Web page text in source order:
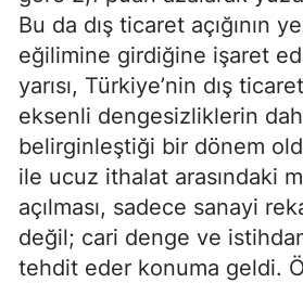
Bu da dış ticaret açığının
eğilimine girdiğine işaret
yarısı, Türkiye’nin dış
eksenli dengesizliklerin
belirginleştiği bir dönem
ile ucuz ithalat arasındaki
açılması, sadece sanayi
değil; cari denge ve
tehdit eder konuma geldi.